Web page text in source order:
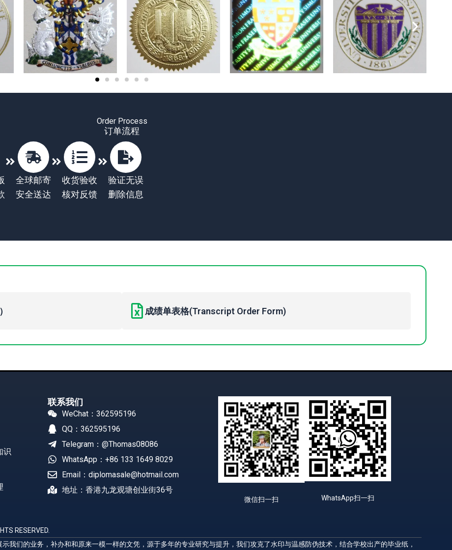
Order Process
订单流程
全球邮寄
安全送达
收货验收
核对反馈
验证无误
删除信息
成绩单表格(Transcript Order Form)
识
联系我们
WeChat：362595196
QQ：362595196
Telegram：@Thomas08086
WhatsApp：+86 133 1649 8029
Email：diplomasale@hotmail.com
地址：香港九龙观塘创业街36号
微信扫一扫 WhatsApp扫一扫
RESERVED.
我们的业务，补办和和原来一模一样的文凭，源于多年的专业研究与提升，我们攻克了水印与温感防伪技术，结合学校出产的毕业纸，